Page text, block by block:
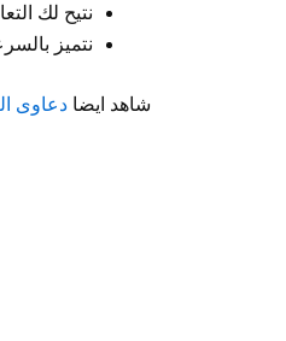
نتيح لك
نتميز
شاهد ايضا دعاوى التعويض